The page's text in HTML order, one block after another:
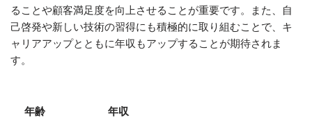
ることや顧客満足度を向上させることが重要です。また、自
己啓発や新しい技術の習得にも積極的に取り組むことで、キ
ャリアアップとともに年収もアップすることが期待されま
す。
年齢 年収